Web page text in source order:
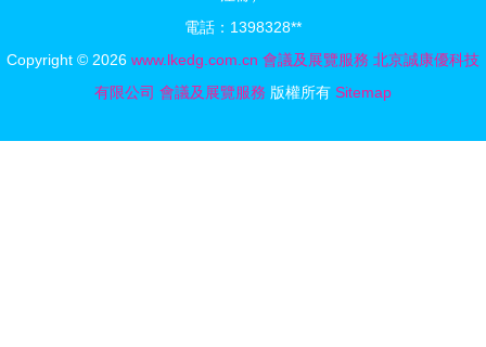
討會暨展覽
會
電話：1398328**
Copyright © 2026 www.lkedg.com.cn 會議及展覽服務 北京誠康優科技
有限公司 會議及展覽服務 版權所有 Sitemap